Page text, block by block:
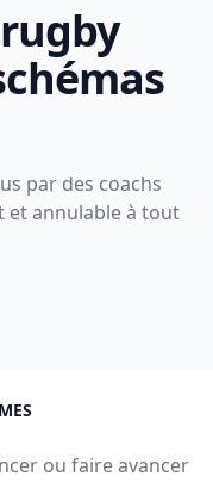
par des coachs
et annulable à tout
ou faire avancer